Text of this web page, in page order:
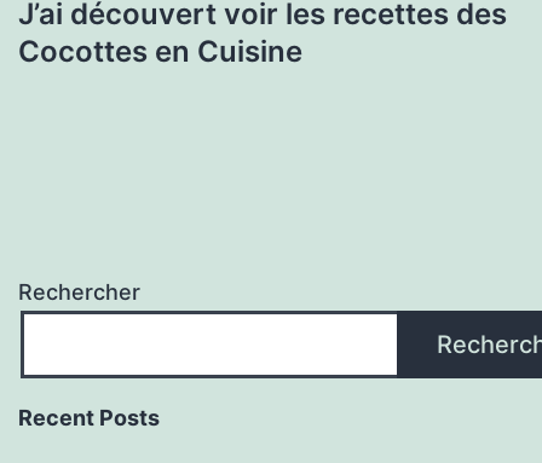
J’ai découvert voir les recettes des
Cocottes en Cuisine
Rechercher
Recent Posts